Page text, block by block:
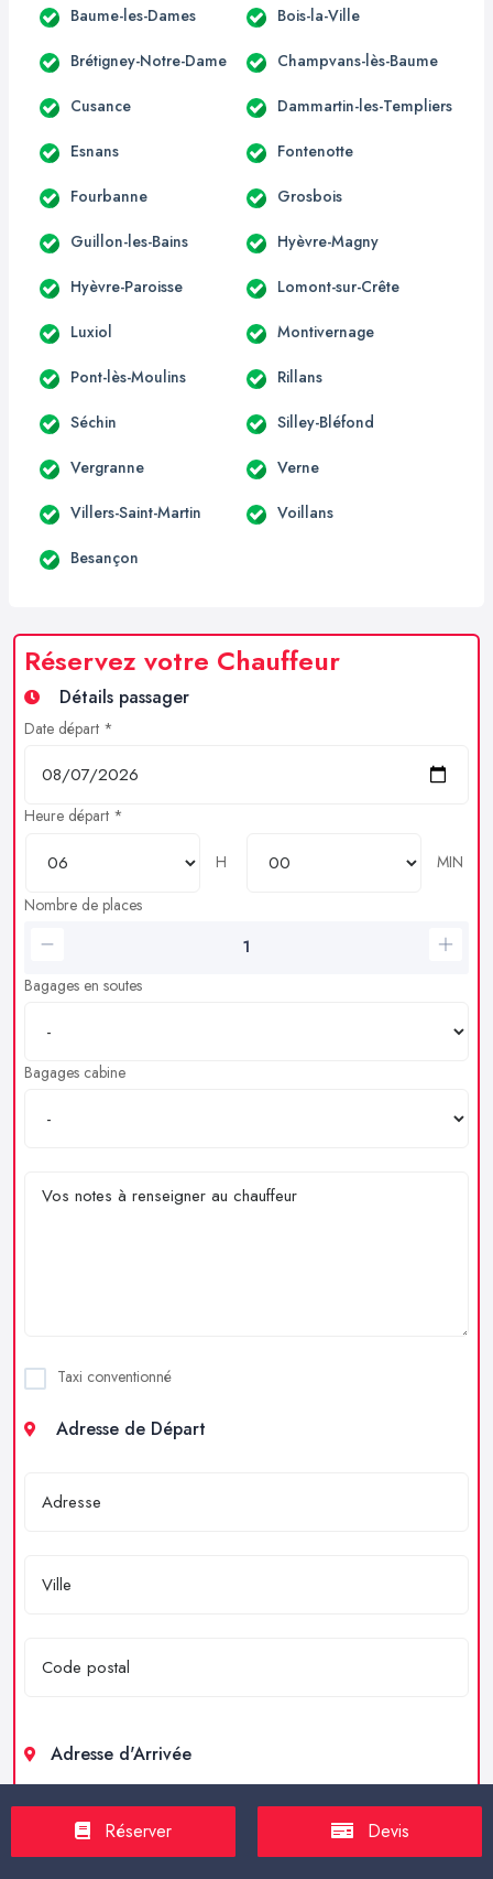
Baume-les-Dames Bois-la-Ville
Brétigney-Notre-Dame Champvans-lès-Baume
Cusance Dammartin-les-Templiers
Esnans Fontenotte
Fourbanne Grosbois
Guillon-les-Bains Hyèvre-Magny
Hyèvre-Paroisse Lomont-sur-Crête
Luxiol Montivernage
Pont-lès-Moulins Rillans
Séchin Silley-Bléfond
Vergranne Verne
Villers-Saint-Martin Voillans
Besançon
Réservez votre Chauffeur
Détails passager
Date départ *
Heure départ *
H
MIN
Nombre de places
Bagages en soutes
Bagages cabine
Taxi conventionné
Adresse de Départ
Adresse d'Arrivée
Réserver Devis